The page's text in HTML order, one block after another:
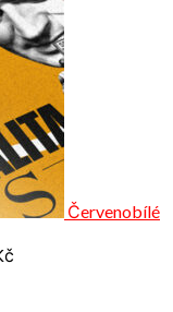
Červenobílé